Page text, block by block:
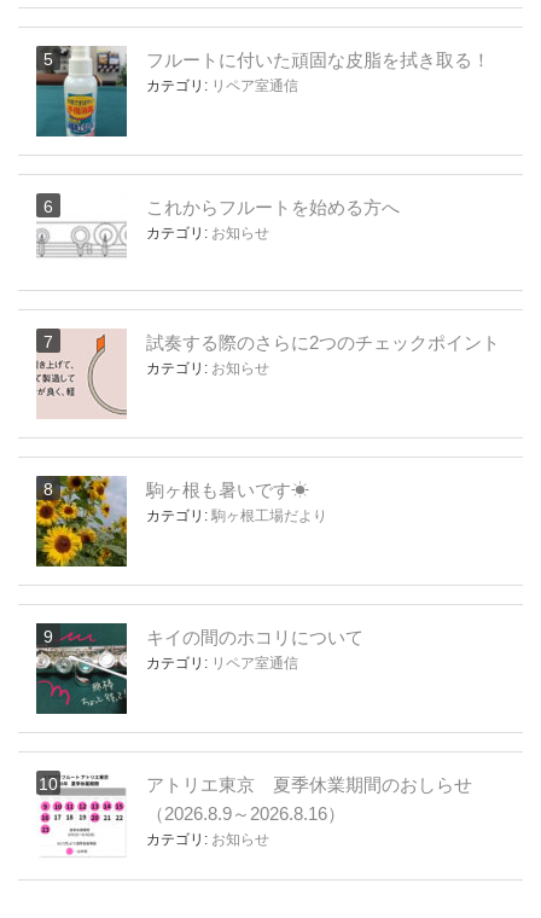
フルートに付いた頑固な皮脂を拭き取る！
カテゴリ: リペア室通信
これからフルートを始める方へ
カテゴリ: お知らせ
試奏する際のさらに2つのチェックポイント
カテゴリ: お知らせ
駒ヶ根も暑いです☀
カテゴリ: 駒ヶ根工場だより
キイの間のホコリについて
カテゴリ: リペア室通信
アトリエ東京 夏季休業期間のおしらせ
（2026.8.9～2026.8.16）
カテゴリ: お知らせ